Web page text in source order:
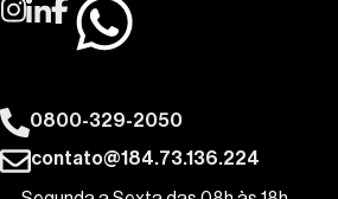
0800-329-2050
contato@184.73.136.224